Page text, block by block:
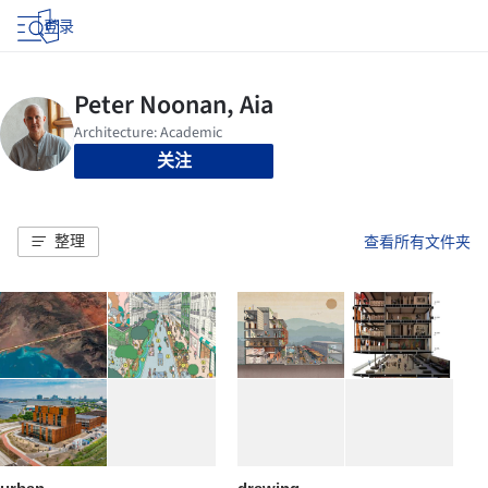
登录
关注
整理 查看所有文件夹